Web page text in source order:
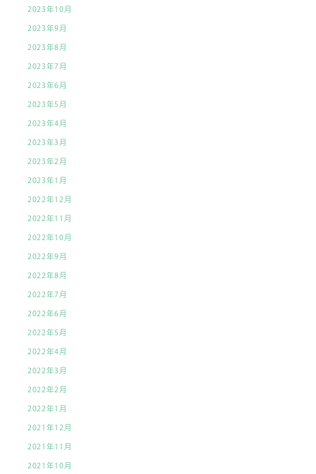
2023年10月
2023年9月
2023年8月
2023年7月
2023年6月
2023年5月
2023年4月
2023年3月
2023年2月
2023年1月
2022年12月
2022年11月
2022年10月
2022年9月
2022年8月
2022年7月
2022年6月
2022年5月
2022年4月
2022年3月
2022年2月
2022年1月
2021年12月
2021年11月
2021年10月